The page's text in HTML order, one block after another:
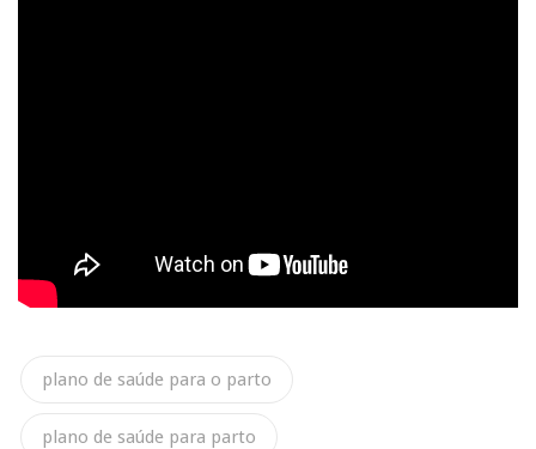
plano de saúde para o parto
plano de saúde para parto